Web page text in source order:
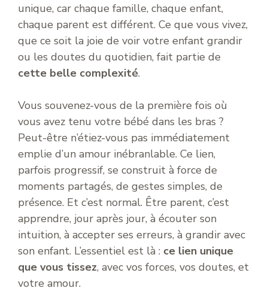
unique, car chaque famille, chaque enfant,
chaque parent est différent. Ce que vous vivez,
que ce soit la joie de voir votre enfant grandir
ou les doutes du quotidien, fait partie de
cette belle complexité.
Vous souvenez-vous de la première fois où
vous avez tenu votre bébé dans les bras ?
Peut-être n’étiez-vous pas immédiatement
emplie d’un amour inébranlable. Ce lien,
parfois progressif, se construit à force de
moments partagés, de gestes simples, de
présence. Et c’est normal. Être parent, c’est
apprendre, jour après jour, à écouter son
intuition, à accepter ses erreurs, à grandir avec
son enfant. L’essentiel est là : ce lien unique
que vous tissez, avec vos forces, vos doutes, et
votre amour.